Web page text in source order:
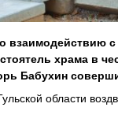
взаимодействию
храма в
Бабухин
области